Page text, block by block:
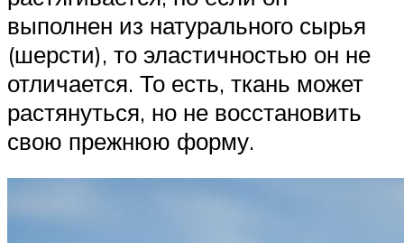
выполнен из натурального сырья
(шерсти), то эластичностью он не
отличается. То есть, ткань может
растянуться, но не восстановить
свою прежнюю форму.